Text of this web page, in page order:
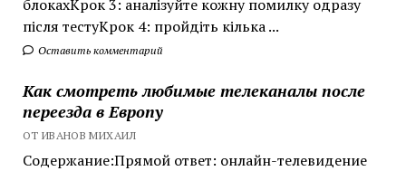
блокахКрок 3: аналізуйте кожну помилку одразу
після тестуКрок 4: пройдіть кілька ...
Оставить комментарий
Как смотреть любимые телеканалы после
переезда в Европу
ОТ ИВАНОВ МИХАИЛ
Содержание:Прямой ответ: онлайн-телевидение